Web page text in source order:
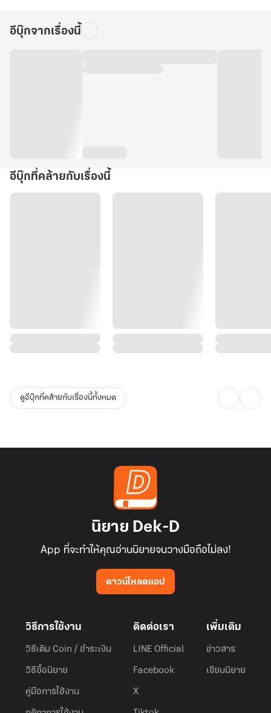
อีบุ๊กจากเรื่องนี้
อีบุ๊กที่คล้ายกับเรื่องนี้
ดูอีบุ๊กที่คล้ายกับเรื่องนี้ทั้งหมด
นิยาย Dek-D
App ที่จะทำให้คุณอ่านนิยายจนวางมือถือไม่ลง!
ดาวน์โหลดแอป
วิธีการใช้งาน
วิธีเติม Coin / ชำระเงิน
วิธีซื้อนิยาย
คู่มือการใช้งาน
ติดต่อเรา
LINE Official
Facebook
X
เพิ่มเติม
ข่าวสาร
เขียนนิยาย